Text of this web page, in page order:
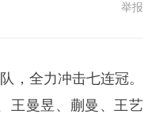
举报
，全力冲击七连冠。
王曼昱 、蒯曼、王艺